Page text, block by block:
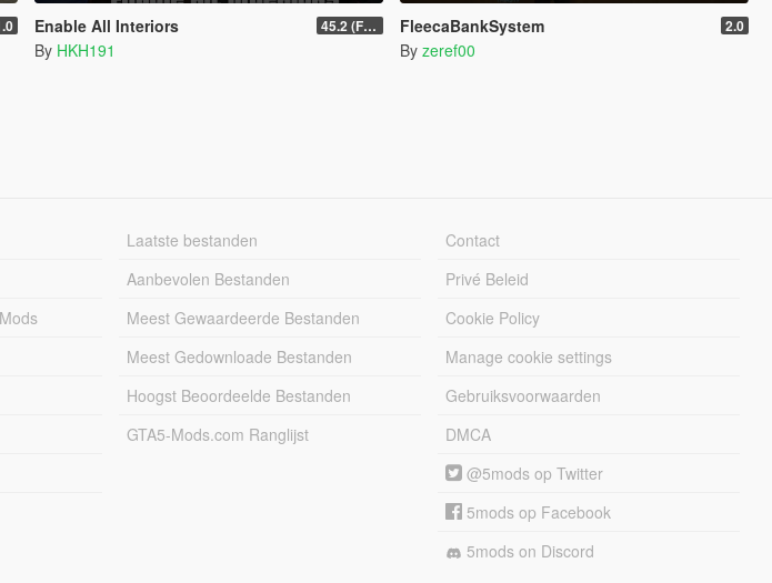
Enable All Interiors 45.2 (Fix Sniper Zoom Crashing Game #2)
By HKH191
FleecaBankSystem 2.0
By zeref00
Laatste bestanden
Aanbevolen Bestanden
Meest Gewaardeerde Bestanden
Meest Gedownloade Bestanden
Hoogst Beoordeelde Bestanden
GTA5-Mods.com Ranglijst
Contact
Privé Beleid
Cookie Policy
Manage cookie settings
Gebruiksvoorwaarden
DMCA
@5mods op Twitter
5mods op Facebook
5mods on Discord